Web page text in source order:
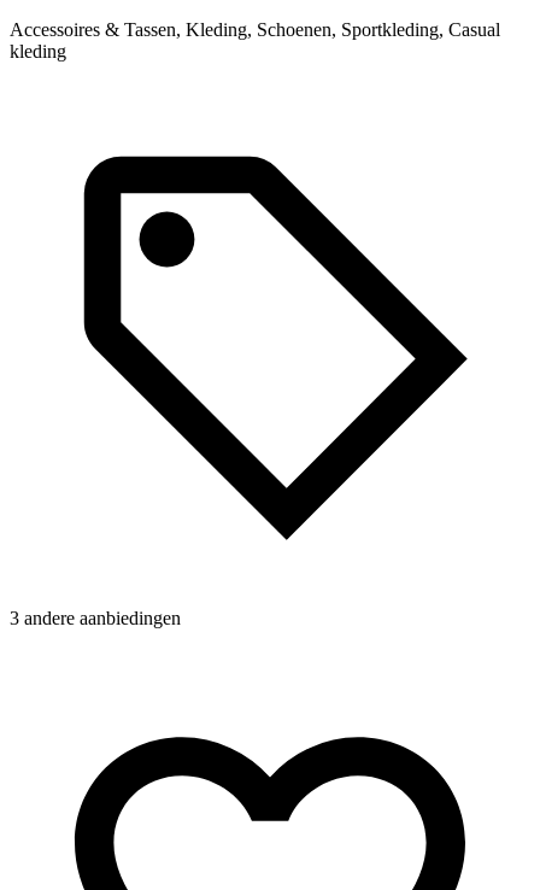
Accessoires & Tassen, Kleding, Schoenen, Sportkleding, Casual
kleding
3 andere aanbiedingen